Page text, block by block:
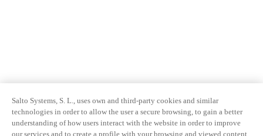
Salto Systems, S. L., uses own and third-party cookies and similar
technologies in order to allow the user a secure browsing, to gain a better
understanding of how users interact with the website in order to improve
our services and to create a profile with your browsing and viewed content